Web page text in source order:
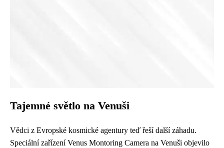
Tajemné světlo na Venuši
Vědci z Evropské kosmické agentury teď řeší další záhadu.
Speciální zařízení Venus Montoring Camera na Venuši objevilo